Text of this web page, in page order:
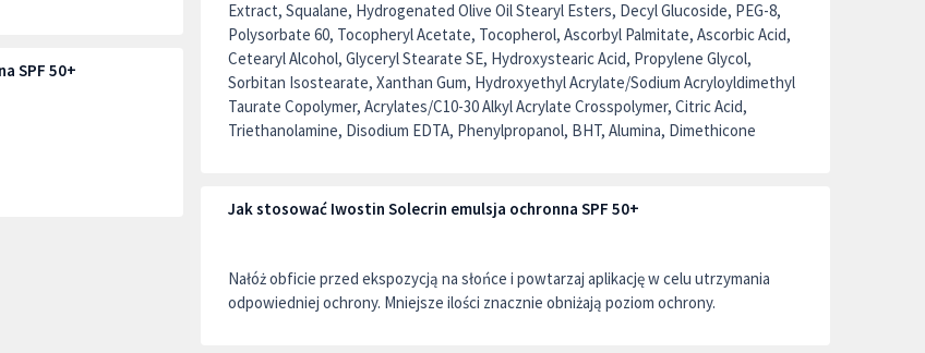
SPF 50+
Extract, Squalane, Hydrogenated Olive Oil Stearyl Esters, Decyl Glucoside, PEG-8,
Polysorbate 60, Tocopheryl Acetate, Tocopherol, Ascorbyl Palmitate, Ascorbic Acid,
Cetearyl Alcohol, Glyceryl Stearate SE, Hydroxystearic Acid, Propylene Glycol,
Sorbitan Isostearate, Xanthan Gum, Hydroxyethyl Acrylate/Sodium Acryloyldimethyl
Taurate Copolymer, Acrylates/C10-30 Alkyl Acrylate Crosspolymer, Citric Acid,
Triethanolamine, Disodium EDTA, Phenylpropanol, BHT, Alumina, Dimethicone
Jak stosować Iwostin Solecrin emulsja ochronna SPF 50+
Nałóż obficie przed ekspozycją na słońce i powtarzaj aplikację w celu utrzymania
odpowiedniej ochrony. Mniejsze ilości znacznie obniżają poziom ochrony.